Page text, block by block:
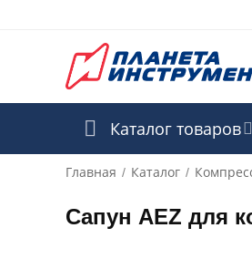
Каталог товаров
Главная / Каталог /
Сапун AEZ для